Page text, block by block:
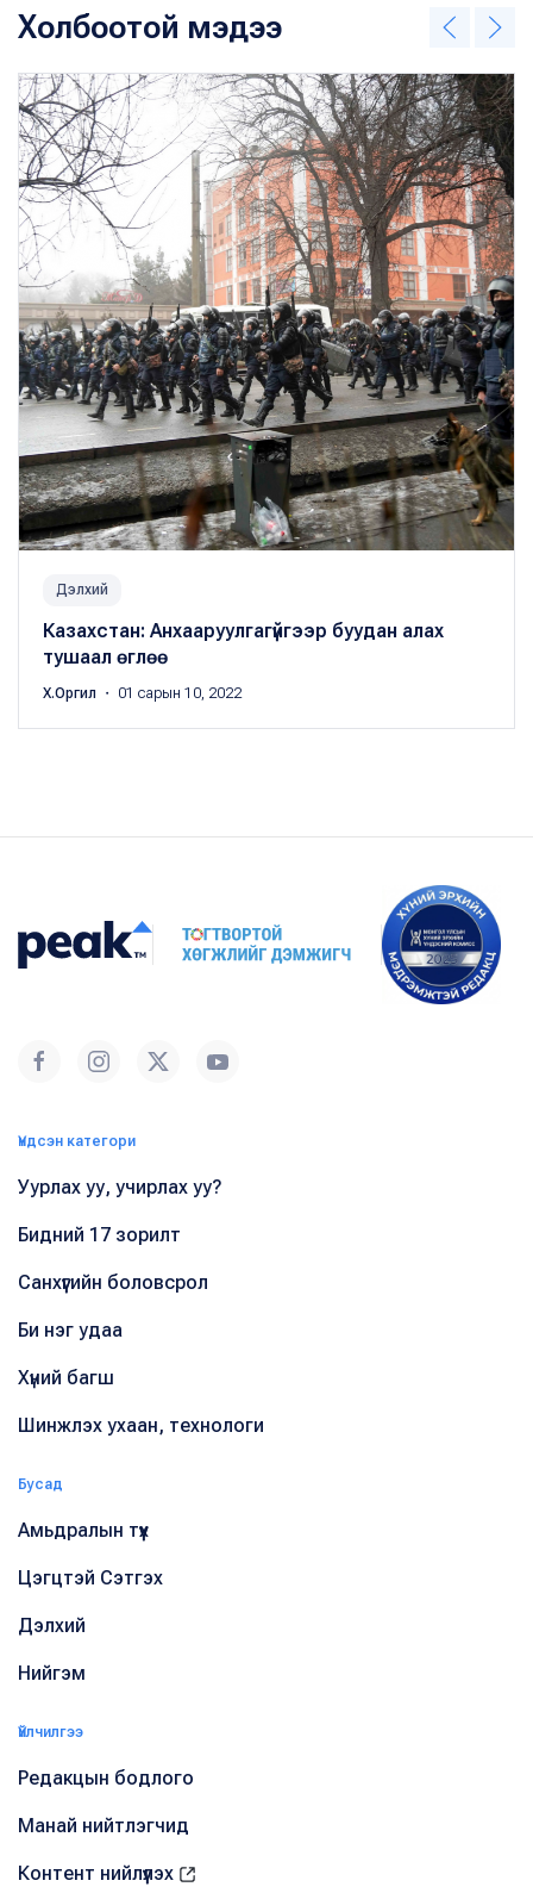
Холбоотой мэдээ
Дэлхий
Казахстан: Анхааруулгагүйгээр буудан алах
тушаал өглөө
Х.Оргил ・ 01 сарын 10, 2022
Үндсэн категори
Уурлах уу, учирлах уу?
Бидний 17 зорилт
Санхүүгийн боловсрол
Би нэг удаа
Хүний багш
Шинжлэх ухаан, технологи
Бусад
Амьдралын түүх
Цэгцтэй Сэтгэх
Дэлхий
Нийгэм
Үйлчилгээ
Редакцын бодлого
Манай нийтлэгчид
Контент нийлүүлэх